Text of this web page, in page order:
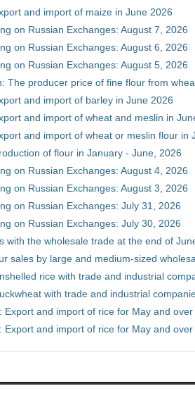
and import of maize in June 2026
on Russian Exchanges: August 7, 2026
on Russian Exchanges: August 6, 2026
on Russian Exchanges: August 5, 2026
The producer price of fine flour from
and import of barley in June 2026
and import of wheat and meslin in
and import of wheat or meslin flour in
of flour in January - June, 2026
on Russian Exchanges: August 4, 2026
on Russian Exchanges: August 3, 2026
on Russian Exchanges: July 31, 2026
on Russian Exchanges: July 30, 2026
with the wholesale trade at the end of
sales by large and medium-sized
rice with trade and industrial
with trade and industrial
Export and import of rice for May and
Export and import of rice for May and